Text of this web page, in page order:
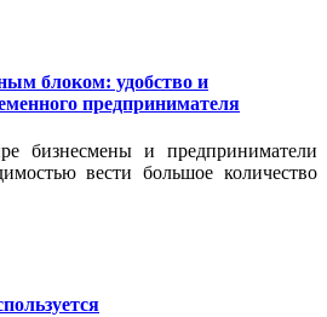
блоком: удобство и
предпринимателя
бизнесмены и предприниматели
вести большое количество